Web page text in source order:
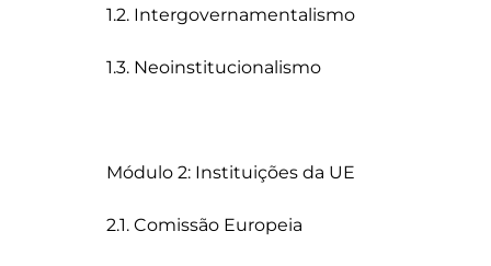
1.2. Intergovernamentalismo
1.3. Neoinstitucionalismo
Módulo 2: Instituições da UE
2.1. Comissão Europeia